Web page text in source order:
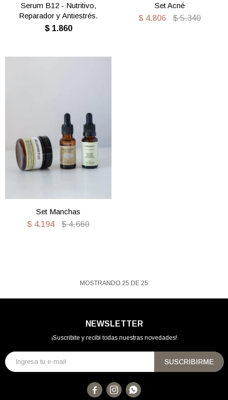
Serum B12 - Nutritivo,
Reparador y Antiestrés.
$ 1.860
Set Acné
$ 4.806 $ 5.340
Set Manchas
$ 4.194 $ 4.660
MOSTRANDO 25 DE 25
NEWSLETTER
¡Suscribite y recibí todas nuestras novedades!
SUSCRIBIRME
  